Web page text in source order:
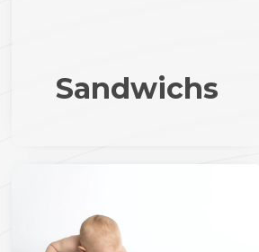
Sandwichs